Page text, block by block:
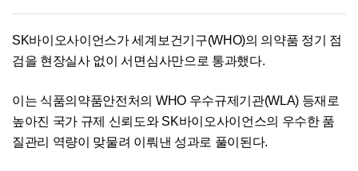
SK바이오사이언스가 세계보건기구(WHO)의 의약품 정기 점
검을 현장실사 없이 서면심사만으로 통과했다.
이는 식품의약품안전처의 WHO 우수규제기관(WLA) 등재로
높아진 국가 규제 신뢰도와 SK바이오사이언스의 우수한 품
질관리 역량이 맞물려 이뤄낸 성과로 풀이된다.